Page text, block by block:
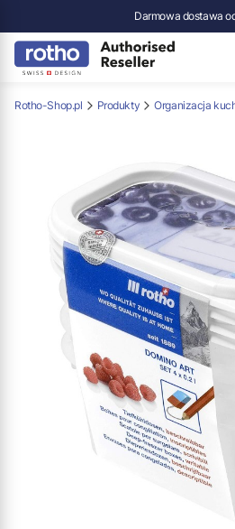
Darmowa dostawa
Rotho-Shop.pl Produkty Organizacja